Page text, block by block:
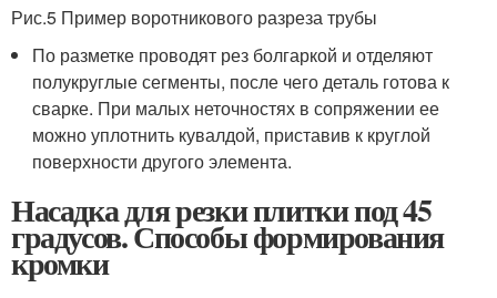
Рис.5 Пример воротникового разреза трубы
По разметке проводят рез болгаркой и отделяют
полукруглые сегменты, после чего деталь готова к
сварке. При малых неточностях в сопряжении ее
можно уплотнить кувалдой, приставив к круглой
поверхности другого элемента.
Насадка для резки плитки под 45
градусов. Способы формирования
кромки